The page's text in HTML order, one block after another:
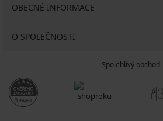
OBECNÉ INFORMACE
O SPOLEČNOSTI
Spolehlivý obchod